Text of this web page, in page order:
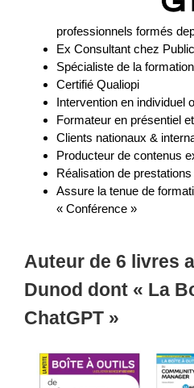
professionnels formés
Ex Consultant chez
Spécialiste de la
Certifié Qualiopi
Intervention en individuel
Formateur en présentiel
Clients nationaux &
Producteur de contenus
Réalisation de
Assure la tenue de
« Conférence »
Auteur de 6 livres
Dunod dont « La
ChatGPT »